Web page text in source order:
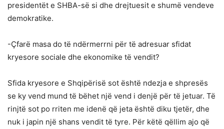
presidentët e SHBA-së si dhe drejtuesit e shumë vendeve
demokratike.
-Çfarë masa do të ndërmerrni për të adresuar sfidat
kryesore sociale dhe ekonomike të vendit?
Sfida kryesore e Shqipërisë sot është ndezja e shpresës
se ky vend mund të bëhet një vend i denjë për të jetuar. Të
rinjtë sot po rriten me idenë që jeta është diku tjetër, dhe
nuk i japin një shans vendit të tyre. Për këtë qëllim ajo që